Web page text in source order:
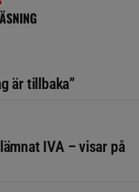
är tillbaka”
IVA – visar på